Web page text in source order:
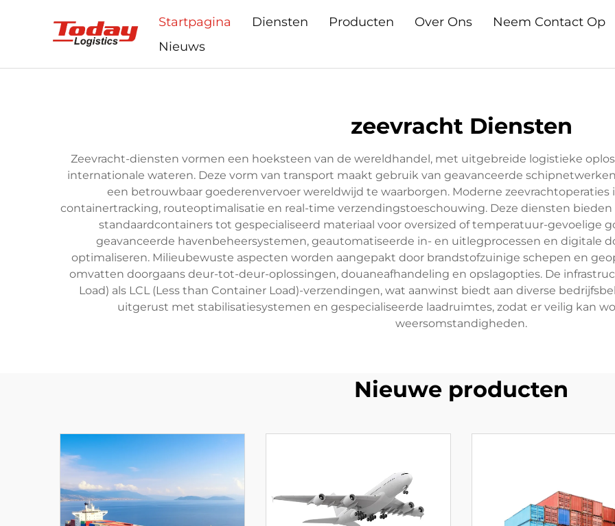
Startpagina Diensten Producten Over Ons
Neem Contact Op
Nieuws
zeevracht Diensten
Zeevracht-diensten vormen een hoeksteen van de wereldhandel, met uitgebreide logistieke
internationale wateren. Deze vorm van transport maakt gebruik van geavanceerde
een betrouwbaar goederenvervoer wereldwijd te waarborgen. Moderne
containertracking, routeoptimalisatie en real-time verzendingstoeschouwing. Deze diensten
standaardcontainers tot gespecialiseerd materiaal voor oversized of temperatuur-gevoelige
geavanceerde havenbeheersystemen, geautomatiseerde in- en uitlegprocessen en digitale
optimaliseren. Milieubewuste aspecten worden aangepakt door brandstofzuinige schepen en
omvatten doorgaans deur-tot-deur-oplossingen, douaneafhandeling en opslagopties. De
Load) als LCL (Less than Container Load)-verzendingen, wat aanwinst biedt aan diverse
uitgerust met stabilisatiesystemen en gespecialiseerde laadruimtes, zodat er veilig kan
weersomstandigheden.
Nieuwe producten